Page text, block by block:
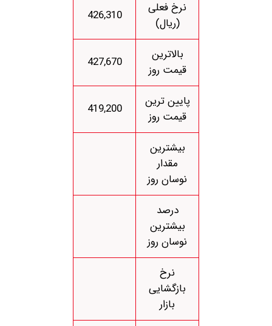
نرخ فعلی
(ریال)
426,310
بالاترین
قیمت روز
427,670
پایین ترین
قیمت روز
419,200
بیشترین
مقدار
نوسان روز
درصد
بیشترین
نوسان روز
نرخ
بازگشایی
بازار